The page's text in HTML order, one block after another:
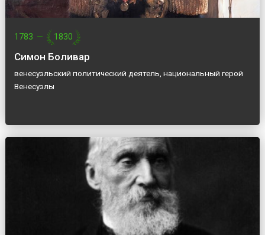
1783 — 1830
Симон Боливар
венесуэльский политический деятель, национальный герой
Венесуэлы